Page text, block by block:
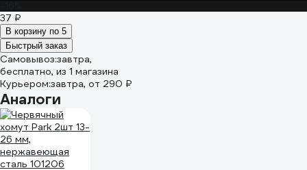
37 ₽
В корзину по 5
Быстрый заказ
Самовывоз:завтра,
бесплатно, из 1 магазина
Курьером:завтра, от 290 ₽
Аналоги